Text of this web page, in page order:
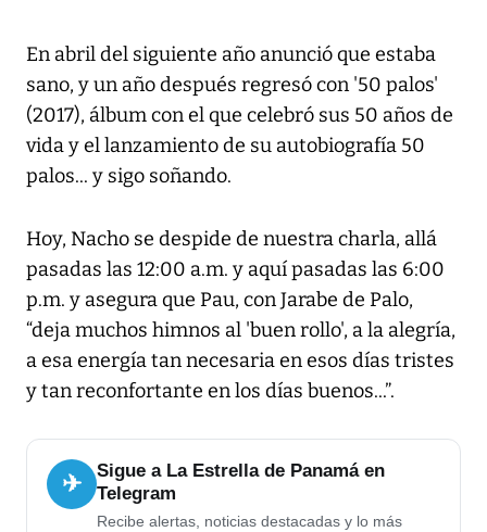
En abril del siguiente año anunció que estaba
sano, y un año después regresó con '50 palos'
(2017), álbum con el que celebró sus 50 años de
vida y el lanzamiento de su autobiografía 50
palos... y sigo soñando.
Hoy, Nacho se despide de nuestra charla, allá
pasadas las 12:00 a.m. y aquí pasadas las 6:00
p.m. y asegura que Pau, con Jarabe de Palo,
“deja muchos himnos al 'buen rollo', a la alegría,
a esa energía tan necesaria en esos días tristes
y tan reconfortante en los días buenos...”.
✈
Sigue a La Estrella de Panamá en
Telegram
Recibe alertas, noticias destacadas y lo más